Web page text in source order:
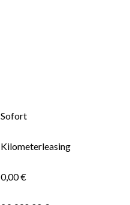
Sofort
Kilometerleasing
0,00 €